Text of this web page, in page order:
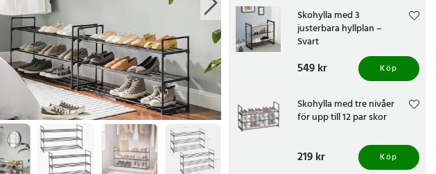
Skohylla med 3
justerbara hyllplan –
Svart
Pris:549 kr
549 kr Köp
Skohylla med tre nivåer
för upp till 12 par skor
Pris :219 kr
219 kr Köp